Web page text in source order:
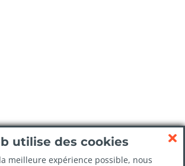
utilise des cookies
meilleure expérience possible, nous